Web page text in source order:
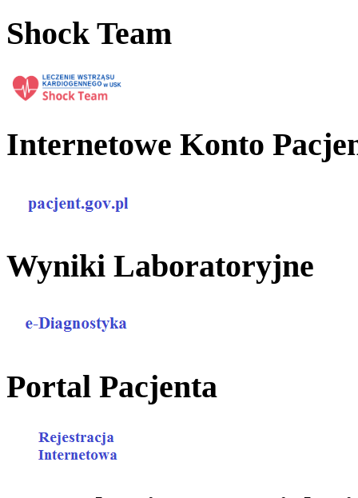
Shock Team
Internetowe Konto
Wyniki Laboratoryjne
Portal Pacjenta